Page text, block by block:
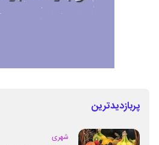
پربازدیدترین
شهری